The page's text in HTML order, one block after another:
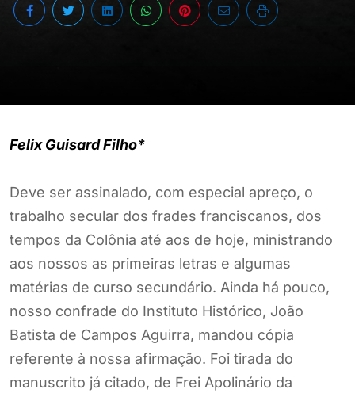
Felix Guisard Filho*
Deve ser assinalado, com especial apreço, o
trabalho secular dos frades franciscanos, dos
tempos da Colônia até aos de hoje, ministrando
aos nossos as primeiras letras e algumas
matérias de curso secundário. Ainda há pouco,
nosso confrade do Instituto Histórico, João
Batista de Campos Aguirra, mandou cópia
referente à nossa afirmação. Foi tirada do
manuscrito já citado, de Frei Apolinário da